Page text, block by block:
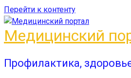
Перейти к контенту
Медицинский
Профилактика,